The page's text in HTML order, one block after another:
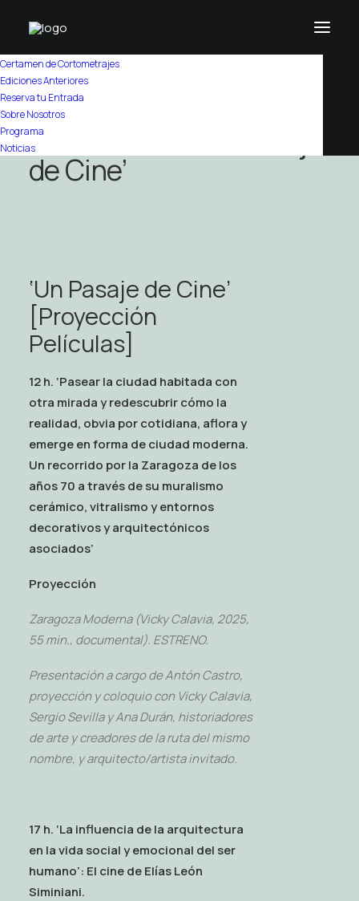
Certamen de Cortometrajes
Ediciones Anteriores
Reserva tu Entrada
Sobre Nosotros
Programa
Noticias
Home Programa
CaixaForum – ‘Un Pasaje
de Cine’
‘Un Pasaje de Cine’
[Proyección
Películas]
12 h. ‘Pasear la ciudad habitada con
otra mirada y redescubrir cómo la
realidad, obvia por cotidiana, aflora y
emerge en forma de ciudad moderna.
Un recorrido por la Zaragoza de los
años 70 a través de su muralismo
cerámico, vitralismo y entornos
decorativos y arquitectónicos
asociados’
Proyección
Zaragoza Moderna (Vicky Calavia, 2025,
55 min., documental). ESTRENO.
Presentación a cargo de Antón Castro,
proyección y coloquio con Vicky Calavia,
Sergio Sevilla y Ana Durán, historiadores
de arte y creadores de la ruta del mismo
nombre, y arquitecto/artista invitado.
17 h. ‘La influencia de la arquitectura
en la vida social y emocional del ser
humano’: El cine de Elías León
Siminiani.